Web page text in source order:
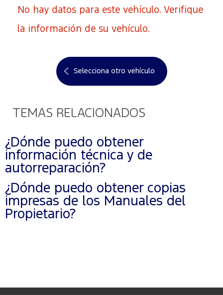
No hay datos para este vehículo. Verifique
la información de su vehículo.
Selecciona otro vehículo
TEMAS RELACIONADOS
¿Dónde puedo obtener
información técnica y de
autorreparación?
¿Dónde puedo obtener copias
impresas de los Manuales del
Propietario?